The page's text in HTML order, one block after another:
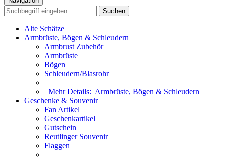
Suchen
Alte Schätze
Armbrüste, Bögen & Schleudern
Armbrust Zubehör
Armbrüste
Bögen
Schleudern/Blasrohr
Mehr Details: Armbrüste, Bögen & Schleudern
Geschenke & Souvenir
Fan Artikel
Geschenkartikel
Gutschein
Reutlinger Souvenir
Flaggen